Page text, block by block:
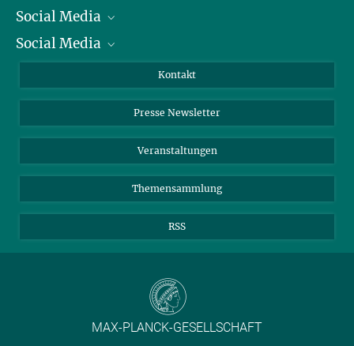
Präsident
Zahlen und Fakten
Meldestelle Fehlverhalten
Social Media
Bluesky
Social Media
YouTube
Kontakt
Presse Newsletter
Veranstaltungen
Themensammlung
RSS
MAX-PLANCK-GESELLSCHAFT